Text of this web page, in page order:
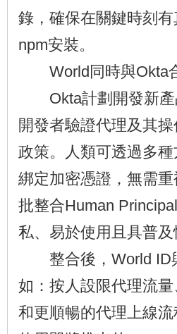
錄，確保在關鍵時刻
npm安裝。
World同時與Okta
Okta計劃開發新產
開發者驗證代理及其
政策。人類可透過多
綁定加密憑證，無需
批整合Human
私、易於使用且具普
整合後，World ID
如：按人設限代理流
和更順暢的代理上線